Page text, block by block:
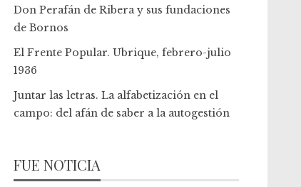
Don Perafán de Ribera y sus fundaciones
de Bornos
El Frente Popular. Ubrique, febrero-julio
1936
Juntar las letras. La alfabetización en el
campo: del afán de saber a la autogestión
FUE NOTICIA